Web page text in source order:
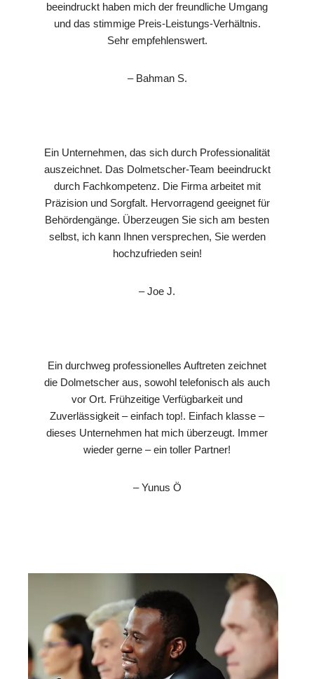
beeindruckt haben mich der freundliche Umgang
und das stimmige Preis-Leistungs-Verhältnis.
Sehr empfehlenswert.
– Bahman S.
Ein Unternehmen, das sich durch Professionalität
auszeichnet. Das Dolmetscher-Team beeindruckt
durch Fachkompetenz. Die Firma arbeitet mit
Präzision und Sorgfalt. Hervorragend geeignet für
Behördengänge. Überzeugen Sie sich am besten
selbst, ich kann Ihnen versprechen, Sie werden
hochzufrieden sein!
– Joe J.
Ein durchweg professionelles Auftreten zeichnet
die Dolmetscher aus, sowohl telefonisch als auch
vor Ort. Frühzeitige Verfügbarkeit und
Zuverlässigkeit – einfach top!. Einfach klasse –
dieses Unternehmen hat mich überzeugt. Immer
wieder gerne – ein toller Partner!
– Yunus Ö